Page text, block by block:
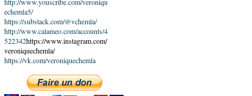
echemla5/
https://substack.com/@vchemla/
http://www.calameo.com/accounts/4
522342https://www.instagram.com/
veroniquechemla/
https://vk.com/veroniquechemla